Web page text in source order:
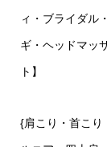
ィ・ブライダル
ギ・ヘッドマッ
ト】
{肩こり・首こり